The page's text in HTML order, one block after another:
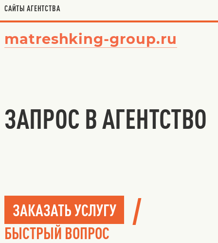
САЙТЫ АГЕНТСТВА
matreshking-group.ru
ЗАПРОС В АГЕНТСТВО
ЗАКАЗАТЬ УСЛУГУ /
БЫСТРЫЙ ВОПРОС